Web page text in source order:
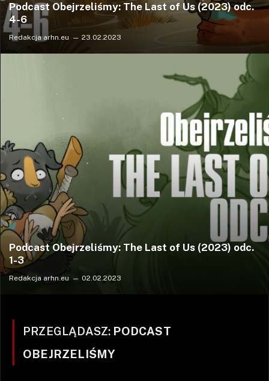
Podcast Obejrzeliśmy: The Last of Us (2023) odc.
4-6
Redakcja arhn.eu 23.02.2023
Podcast Obejrzeliśmy: The Last of Us (2023) odc.
1-3
Redakcja arhn.eu 02.02.2023
PRZEGLĄDASZ: PODCAST
OBEJRZELIŚMY